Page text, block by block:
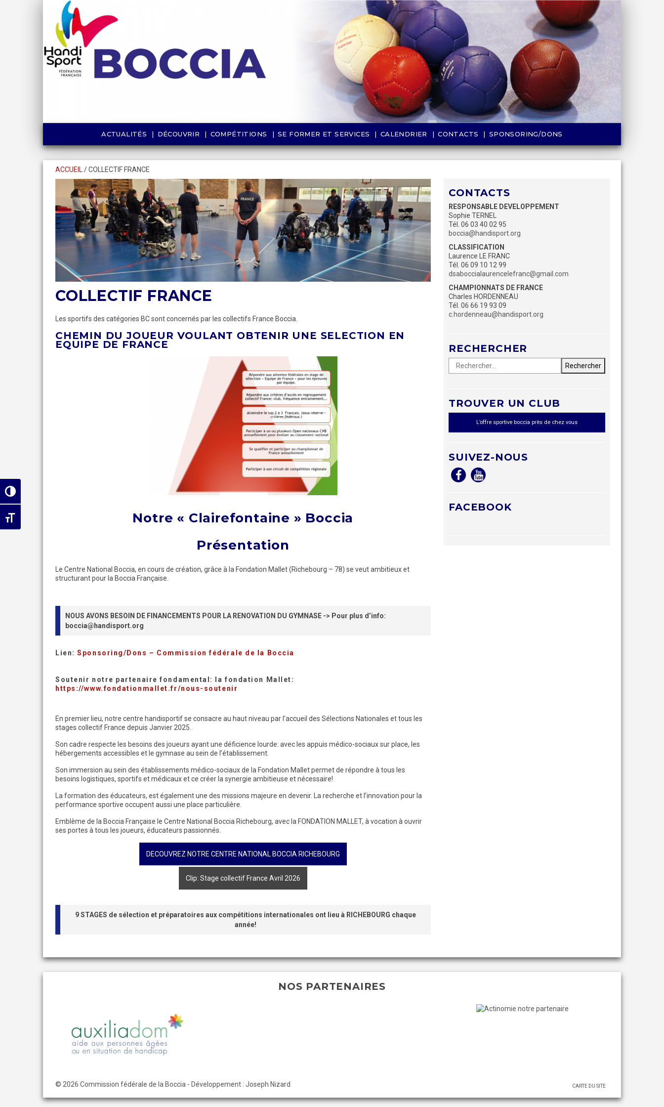
Passer en contraste élevé
Changer la taille de la police
ACTUALITÉS DÉCOUVRIR COMPÉTITIONS SE FORMER ET SERVICES CALENDRIER CONTACTS SPONSORING/DONS
ACCUEIL /COLLECTIF FRANCE
COLLECTIF FRANCE
Les sportifs des catégories BC sont concernés par les collectifs France Boccia.
CHEMIN DU JOUEUR VOULANT OBTENIR UNE SELECTION EN
EQUIPE DE FRANCE
Notre « Clairefontaine » Boccia
Présentation
Le Centre National Boccia, en cours de création, grâce à la Fondation Mallet (Richebourg – 78) se veut ambitieux et
structurant pour la Boccia Française.
NOUS AVONS BESOIN DE FINANCEMENTS POUR LA RENOVATION DU GYMNASE -> Pour plus d’info:
boccia@handisport.org
Lien:Sponsoring/Dons – Commission fédérale de la Boccia
Soutenir notre partenaire fondamental: la fondation Mallet:
https://www.fondationmallet.fr/nous-soutenir
En premier lieu, notre centre handisportif se consacre au haut niveau par l’accueil des Sélections Nationales et tous les
stages collectif France depuis Janvier 2025.
Son cadre respecte les besoins des joueurs ayant une déficience lourde: avec les appuis médico-sociaux sur place, les
hébergements accessibles et le gymnase au sein de l’établissement.
Son immersion au sein des établissements médico-sociaux de la Fondation Mallet permet de répondre à tous les
besoins logistiques, sportifs et médicaux et ce créer la synergie ambitieuse et nécessaire!
La formation des éducateurs, est également une des missions majeure en devenir. La recherche et l’innovation pour la
performance sportive occupent aussi une place particulière.
Emblème de la Boccia Française le Centre National Boccia Richebourg, avec la FONDATION MALLET, à vocation à ouvrir
ses portes à tous les joueurs, éducateurs passionnés.
DECOUVREZ NOTRE CENTRE NATIONAL BOCCIA RICHEBOURG
Clip: Stage collectif France Avril 2026
9 STAGES de sélection et préparatoires aux compétitions internationales ont lieu à RICHEBOURG chaque
année!
CONTACTS
RESPONSABLE DEVELOPPEMENT
Sophie TERNEL
Tél. 06 03 40 02 95
boccia@handisport.org
CLASSIFICATION
Laurence LE FRANC
Tél. 06 09 10 12 99
dsaboccialaurencelefranc@gmail.com
CHAMPIONNATS DE FRANCE
Charles HORDENNEAU
Tél. 06 66 19 93 09
c.hordenneau@handisport.org
RECHERCHER
Rechercher :
Recherche
TROUVER UN CLUB
L’offre sportive boccia près de chez vous
SUIVEZ-NOUS
FACEBOOK
NOS PARTENAIRES
© 2026 Commission fédérale de la Boccia - Développement : Joseph Nizard CARTE DU SITE